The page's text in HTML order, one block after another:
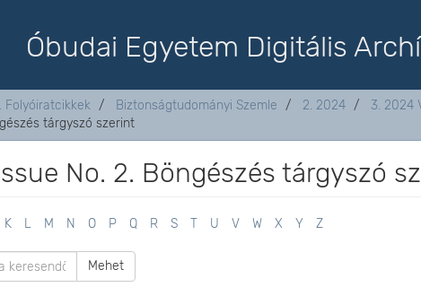
Óbudai Egyetem Digitális
Folyóiratcikkek Biztonságtudományi Szemle 2. 2024
3. 2024
tárgyszó szerint
No. 2. Böngészés tárgyszó
K L M N O P Q R S T U V W X Y Z
Mehet